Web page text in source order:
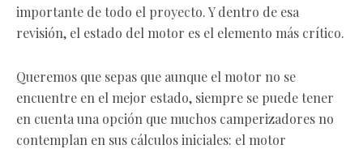
importante de todo el proyecto. Y dentro de esa
revisión, el estado del motor es el elemento más crítico.
Queremos que sepas que aunque el motor no se
encuentre en el mejor estado, siempre se puede tener
en cuenta una opción que muchos camperizadores no
contemplan en sus cálculos iniciales: el motor